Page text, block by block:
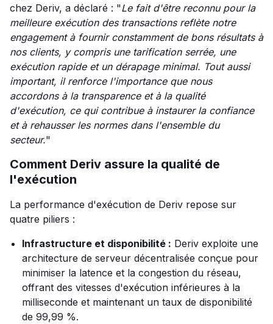
chez Deriv, a déclaré : "Le fait d'être reconnu pour la
meilleure exécution des transactions reflète notre
engagement à fournir constamment de bons résultats à
nos clients, y compris une tarification serrée, une
exécution rapide et un dérapage minimal. Tout aussi
important, il renforce l'importance que nous
accordons à la transparence et à la qualité
d'exécution, ce qui contribue à instaurer la confiance
et à rehausser les normes dans l'ensemble du
secteur."
Comment Deriv assure la qualité de
l'exécution
La performance d'exécution de Deriv repose sur
quatre piliers :
Infrastructure et disponibilité : Deriv exploite une
architecture de serveur décentralisée conçue pour
minimiser la latence et la congestion du réseau,
offrant des vitesses d'exécution inférieures à la
milliseconde et maintenant un taux de disponibilité
de 99,99 %.